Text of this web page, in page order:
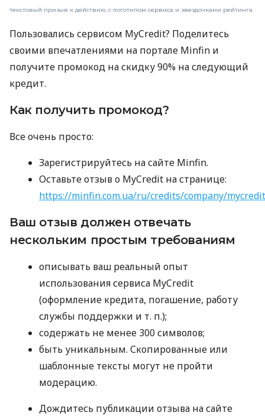
текстовый призыв к действию, с логотипом сервиса и звездочками рейтинга.
Пользовались сервисом MyCredit? Поделитесь
своими впечатлениями на портале Minfin и
получите промокод на скидку 90% на следующий
кредит.
Как получить промокод?
Все очень просто:
Зарегистрируйтесь на сайте Minfin.
Оставьте отзыв о MyCredit на странице:
https://minfin.com.ua/ru/credits/company/
Ваш отзыв должен отвечать
нескольким простым требованиям
описывать ваш реальный опыт
использования сервиса MyCredit
(оформление кредита, погашение, работу
службы поддержки и т. п.);
содержать не менее 300 символов;
быть уникальным. Скопированные или
шаблонные тексты могут не пройти
модерацию.
Дождитесь публикации отзыва на сайте